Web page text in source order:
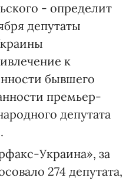
- определит
депутаты
к
бывшего
премьер-
депутата
Украина», за
274 депутата,